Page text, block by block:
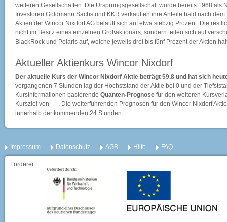
weiteren Gesellschaften. Die Ursprungsgesellschaft wurde bereits 1968 als
Investoren Goldmann Sachs und KKR verkauften ihre Anteile bald nach
Aktien der Wincor Nixdorf AG beläuft sich auf etwa siebzig Prozent. Die
nicht im Besitz eines einzelnen Großaktionärs, sondern teilen sich auf
BlackRock und Polaris auf, welche jeweils drei bis fünf Prozent der Aktien
Aktueller Aktienkurs Wincor Nixdorf
Der aktuelle Kurs der Wincor Nixdorf Aktie beträgt 59.8 und hat sich
vergangenen 7 Stunden lag der Höchststand der Aktie bei 0 und der
Kursinformationen basierende Quanten-Prognose für den weiteren
Kursziel von --- . Die weiterführenden Prognosen für den Wincor Nixdorf
innerhalb der kommenden 24 Stunden.
Impressum Datenschutz AGB Hilfe FAQ
Förderer